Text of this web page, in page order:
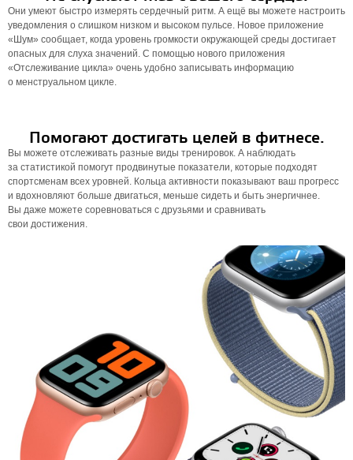
Они умеют быстро измерять сердечный ритм. А ещё вы можете настроить
уведомления о слишком низком и высоком пульсе. Новое приложение
«Шум» сообщает, когда уровень громкости окружающей среды достигает
опасных для слуха значений. С помощью нового приложения
«Отслеживание цикла» очень удобно записывать информацию
о менструальном цикле.
Помогают достигать целей в фитнесе.
Вы можете отслеживать разные виды тренировок. А наблюдать
за статистикой помогут продвинутые показатели, которые подходят
спортсменам всех уровней. Кольца активности показывают ваш прогресс
и вдохновляют больше двигаться, меньше сидеть и быть энергичнее.
Вы даже можете соревноваться с друзьями и сравнивать
свои достижения.